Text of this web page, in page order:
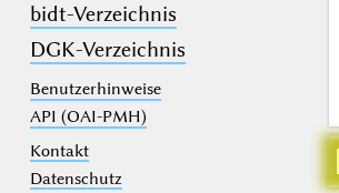
bidt-Verzeichnis
DGK-Verzeichnis
Benutzerhinweise
API (OAI-PMH)
Kontakt
Datenschutz